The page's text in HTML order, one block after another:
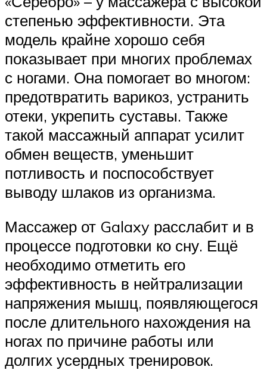
степенью эффективности. Эта
модель крайне хорошо себя
показывает при многих проблемах
с ногами. Она помогает во многом:
предотвратить варикоз, устранить
отеки, укрепить суставы. Также
такой массажный аппарат усилит
обмен веществ, уменьшит
потливость и поспособствует
выводу шлаков из организма.
Массажер от Galaxy расслабит и в
процессе подготовки ко сну. Ещё
необходимо отметить его
эффективность в нейтрализации
напряжения мышц, появляющегося
после длительного нахождения на
ногах по причине работы или
долгих усердных тренировок.